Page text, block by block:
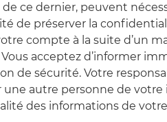
ce dernier, peuvent
de préserver la
compte à la suite d’un
acceptez d’informer
de sécurité. Votre
autre personne de
des informations de